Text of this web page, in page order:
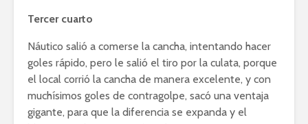
Tercer cuarto
Náutico salió a comerse la cancha, intentando hacer
goles rápido, pero le salió el tiro por la culata, porque
el local corrió la cancha de manera excelente, y con
muchísimos goles de contragolpe, sacó una ventaja
gigante, para que la diferencia se expanda y el